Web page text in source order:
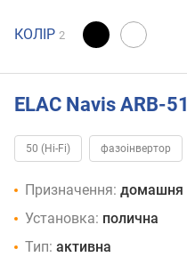
КОЛІР 2
ELAC Navis ARB-51
50 (Hi-Fi) фазоінвертор
Призначення: домашня
Установка: полична
Тип: активна